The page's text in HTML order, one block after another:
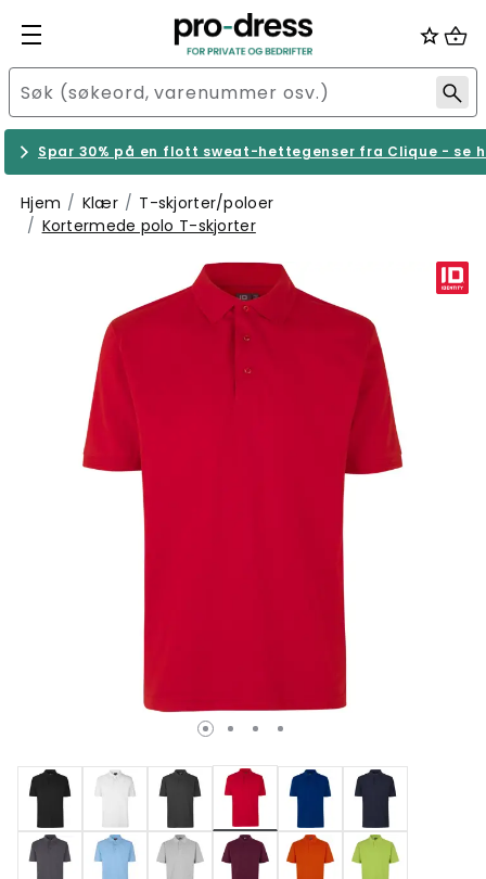
Spar 30% på en flott sweat-hettegenser fra Clique - se
Hjem Klær
T-skjorter/poloer
Kortermede polo T-skjorter
valgte